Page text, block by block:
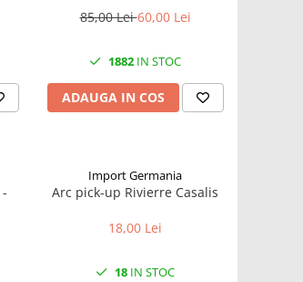
85,00 Lei60,00 Lei
1882 IN STOC
ADAUGA IN COS
Import Germania
Arc pick-up Rivierre Casalis
18,00 Lei
18 IN STOC